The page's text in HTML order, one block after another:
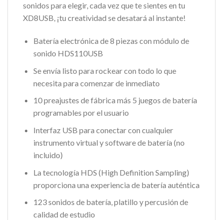
sonidos para elegir, cada vez que te sientes en tu
XD8USB, ¡tu creatividad se desatará al instante!
Batería electrónica de 8 piezas con módulo de
sonido HDS110USB
Se envía listo para rockear con todo lo que
necesita para comenzar de inmediato
10 preajustes de fábrica más 5 juegos de batería
programables por el usuario
Interfaz USB para conectar con cualquier
instrumento virtual y software de batería (no
incluido)
La tecnología HDS (High Definition Sampling)
proporciona una experiencia de batería auténtica
123 sonidos de batería, platillo y percusión de
calidad de estudio